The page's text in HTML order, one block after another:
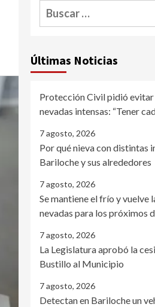
Buscar:
Últimas Noticias
Protección Civil pidió
nevadas intensas: “Tener
7 agosto, 2026
Por qué nieva con distintas
Bariloche y sus alrededores
7 agosto, 2026
Se mantiene el frío y vuelve
nevadas para los próximos
7 agosto, 2026
La Legislatura aprobó la
Bustillo al Municipio
7 agosto, 2026
Detectan en Bariloche un